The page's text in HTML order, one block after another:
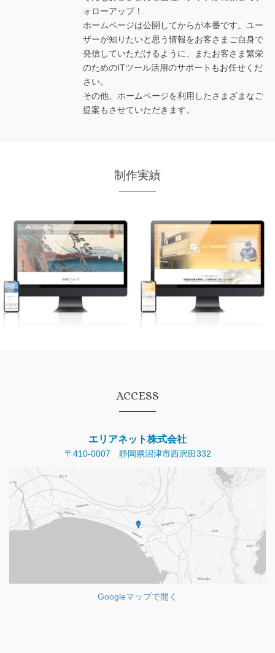
ォローアップ！
ホームページは公開してからが本番です。ユー
ザーが知りたいと思う情報をお客さまご自身で
発信していただけるように、またお客さま繁栄
のためのITツール活用のサポートもお任せくだ
さい。
その他、ホームページを利用したさまざまなご
提案もさせていただきます。
制作実績
公益社団法人 静岡県柔道整
復師会様
いとう歯科医院様
ACCESS
エリアネット株式会社
〒410-0007 静岡県沼津市西沢田332
Googleマップで開く